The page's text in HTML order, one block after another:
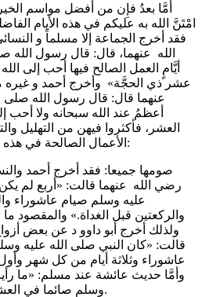
أمَّا بعدُ فإِن من أفضل مواسم
امْتَنَّ الله به عليكم في هذه الأيام
فقد أخرج الجماعة إلا مسلماً و
الله عنهما، قال: قال رسول الله
أيَّامٍ العمل الصالح فيها أحب إلى
عشر ذي الحجَّة» وأخرج أحمد و
عنهما قال: قال رسول الله صلى
أعظمُ عند الله سبحانه ولا أحب
العشر، فأكثروا فيهن من التهليل
الأعمال الصالحة في هذه الأيام خصوصا الأعمال التالية:
رضي الله عنهما قالت: «أربع لم
عليه وسلم صيام عاشوراء
والركعتين قبل الغداة.» والمقصود
ولذلك أخرج أبو داوو د عن بعض
قالت: «كان النبي صلى الله عليه
عاشوراء وثلاثة أيام من كل شهر
وأمَّا حديث عائشة عند مسلم: «ما
وسلم صائما في العشر قط .» فمحمُول على الحج.